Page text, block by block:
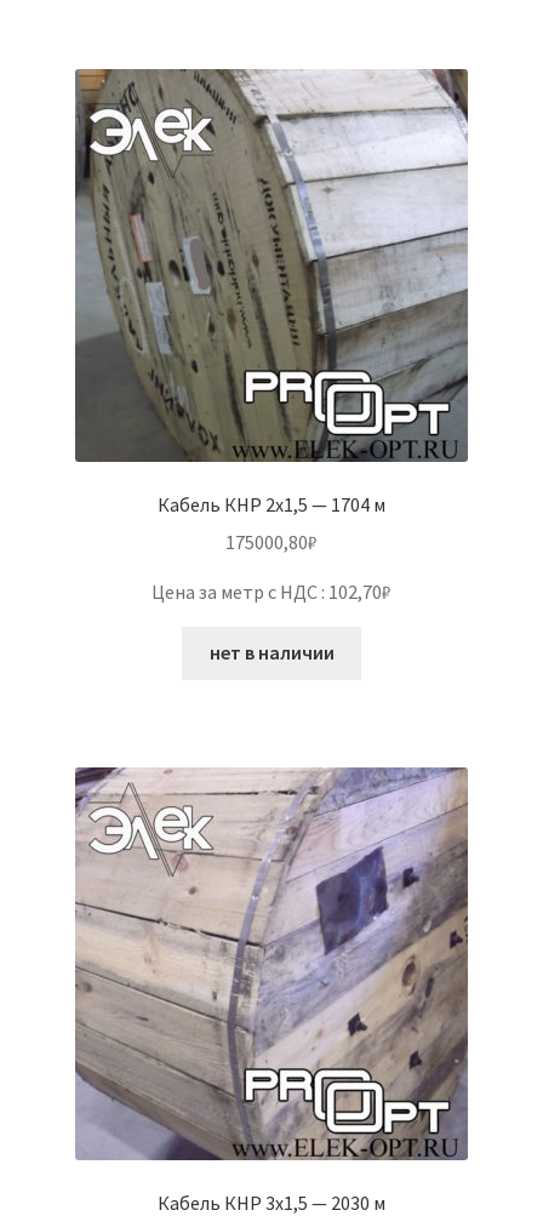
Кабель КНР 2х1,5 — 1704 м
175000,80₽
Цена за метр с НДС : 102,70₽
нет в наличии
Кабель КНР 3х1,5 — 2030 м